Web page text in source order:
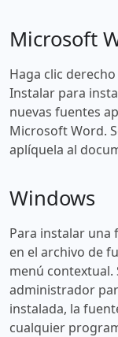
Microsoft
Haga clic
Instalar para
nuevas fuentes
Microsoft Word.
aplíquela al
Windows
Para instalar una
en el archivo de
menú contextual.
administrador
instalada, la
cualquier